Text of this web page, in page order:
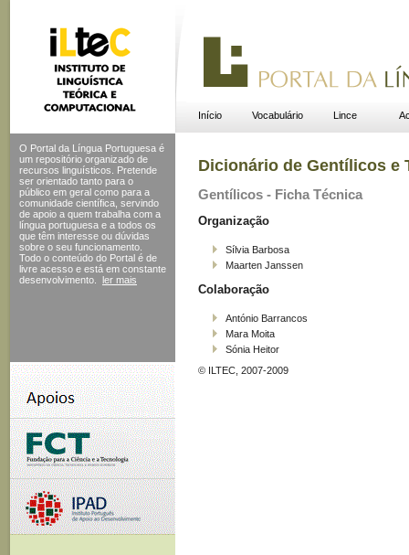
Início Vocabulário Lince
O Portal da Língua Portuguesa é
um repositório organizado de
recursos linguísticos. Pretende
ser orientado tanto para o
público em geral como para a
comunidade científica, servindo
de apoio a quem trabalha com a
língua portuguesa e a todos os
que têm interesse ou dúvidas
sobre o seu funcionamento.
Todo o conteúdo do Portal é de
livre acesso e está em constante
desenvolvimento.
ler mais
Dicionário de Gentílicos e
Gentílicos - Ficha Técnica
Organização
Sílvia Barbosa
Maarten Janssen
Colaboração
António Barrancos
Mara Moita
Sónia Heitor
© ILTEC, 2007-2009